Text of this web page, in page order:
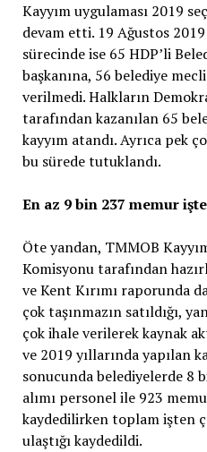
Kayyım uygulaması 2019
devam etti. 19 Ağustos
sürecinde ise 65 HDP’li
başkanına, 56 belediye
verilmedi. Halkların
tarafından kazanılan 65
kayyım atandı. Ayrıca pek
bu sürede tutuklandı.
En az 9 bin 237 memur
Öte yandan, TMMOB
Komisyonu tarafından
ve Kent Kırımı raporunda
çok taşınmazın satıldığı,
çok ihale verilerek kaynak
ve 2019 yıllarında yapılan
sonucunda belediyelerde 8
alımı personel ile 923
kaydedilirken toplam işten
ulaştığı kaydedildi.